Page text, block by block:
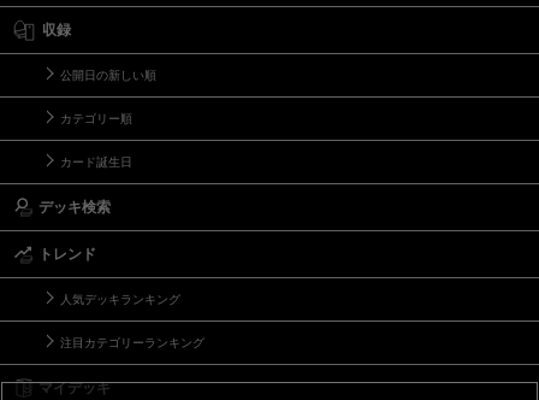
収録
公開日の新しい順
カテゴリー順
カード誕生日
デッキ検索
トレンド
人気デッキランキング
注目カテゴリーランキング
マイデッキ